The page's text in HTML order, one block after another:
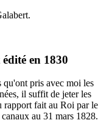
en 1830
qu'ont pris avec moi les
il suffit de jeter les
rapport fait au Roi par le
au 31 mars 1828.